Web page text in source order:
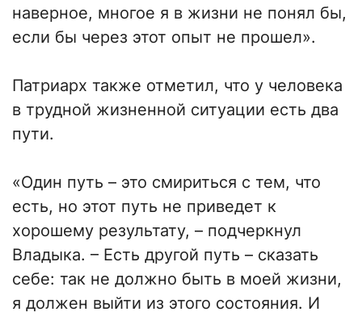
наверное, многое я в жизни не понял бы,
если бы через этот опыт не прошел».
Патриарх также отметил, что у человека
в трудной жизненной ситуации есть два
пути.
«Один путь – это смириться с тем, что
есть, но этот путь не приведет к
хорошему результату, – подчеркнул
Владыка. – Есть другой путь – сказать
себе: так не должно быть в моей жизни,
я должен выйти из этого состояния. И